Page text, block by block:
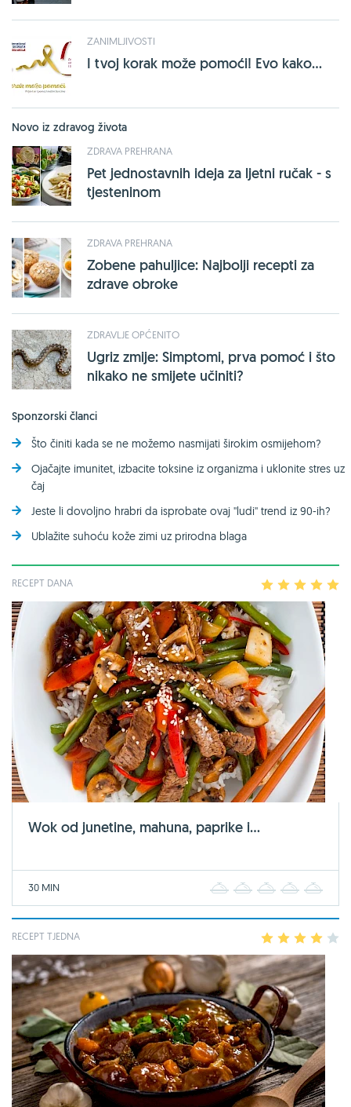
ZANIMLJIVOSTI
I tvoj korak može pomoći! Evo kako...
Novo iz zdravog života
ZDRAVA PREHRANA
Pet jednostavnih ideja za ljetni ručak - s
tjesteninom
ZDRAVA PREHRANA
Zobene pahuljice: Najbolji recepti za
zdrave obroke
ZDRAVLJE OPĆENITO
Ugriz zmije: Simptomi, prva pomoć i što
nikako ne smijete učiniti?
Sponzorski članci
Što činiti kada se ne možemo nasmijati širokim osmijehom?
Ojačajte imunitet, izbacite toksine iz organizma i uklonite stres uz
čaj
Jeste li dovoljno hrabri da isprobate ovaj ''ludi'' trend iz 90-ih?
Ublažite suhoću kože zimi uz prirodna blaga
RECEPT DANA 2 3 4
Wok od junetine, mahuna, paprike i...
30 MIN 2 3 4
RECEPT TJEDNA 2 3 4